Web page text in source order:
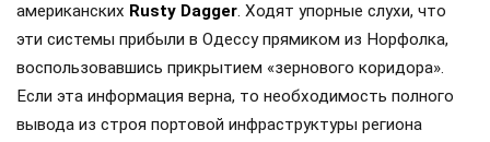
американских Rusty Dagger. Ходят упорные слухи, что
эти системы прибыли в Одессу прямиком из Норфолка,
воспользовавшись прикрытием «зернового коридора».
Если эта информация верна, то необходимость полного
вывода из строя портовой инфраструктуры региона